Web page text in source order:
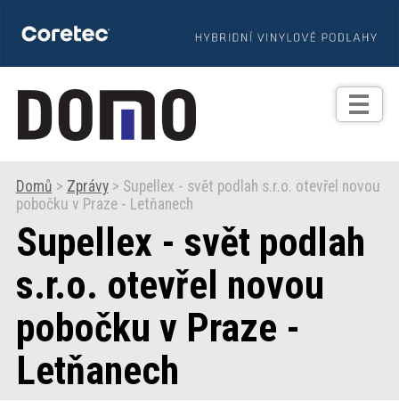
TIPY
Zprávy
Praxe
Fotogalerie
Produkty
Prodejní
Domů > Zprávy> Supellex - svět podlah s.r.o. otevřel novou
pobočku v Praze - Letňanech
Supellex - svět podlah
s.r.o. otevřel novou
pobočku v Praze -
Letňanech